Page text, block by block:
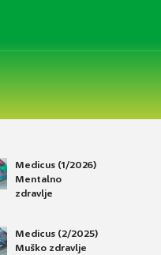
Medicus (1/2026)
Mentalno
zdravlje
Medicus (2/2025)
Muško zdravlje